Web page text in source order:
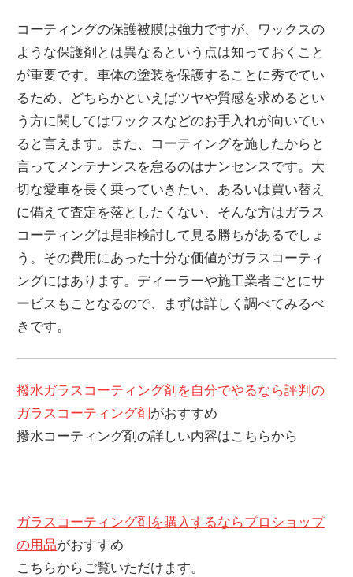
コーティングの保護被膜は強力ですが、ワックスの
ような保護剤とは異なるという点は知っておくこと
が重要です。車体の塗装を保護することに秀でてい
るため、どちらかといえばツヤや質感を求めるとい
う方に関してはワックスなどのお手入れが向いてい
ると言えます。また、コーティングを施したからと
言ってメンテナンスを怠るのはナンセンスです。大
切な愛車を長く乗っていきたい、あるいは買い替え
に備えて査定を落としたくない、そんな方はガラス
コーティングは是非検討して見る勝ちがあるでしょ
う。その費用にあった十分な価値がガラスコーティ
ングにはあります。ディーラーや施工業者ごとにサ
ービスもことなるので、まずは詳しく調べてみるべ
きです。
撥水ガラスコーティング剤を自分でやるなら評判の
ガラスコーティング剤がおすすめ
撥水コーティング剤の詳しい内容はこちらから
ガラスコーティング剤を購入するならプロショップ
の用品がおすすめ
こちらからご覧いただけます。